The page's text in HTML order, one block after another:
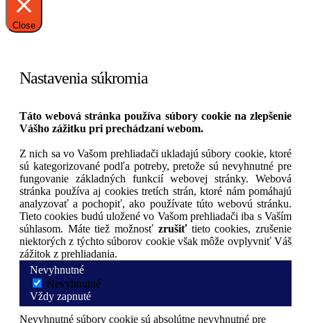
Close
Nastavenia súkromia
Táto webová stránka používa súbory cookie na zlepšenie
Vášho zážitku pri prechádzaní webom.
Z nich sa vo Vašom prehliadači ukladajú súbory cookie, ktoré
sú kategorizované podľa potreby, pretože sú nevyhnutné pre
fungovanie základných funkcií webovej stránky. Webová
stránka používa aj cookies tretích strán, ktoré nám pomáhajú
analyzovať a pochopiť, ako používate túto webovú stránku.
Tieto cookies budú uložené vo Vašom prehliadači iba s Vaším
súhlasom. Máte tiež možnosť zrušiťtieto cookies, zrušenie
niektorých z týchto súborov cookie však môže ovplyvniť Váš
zážitok z prehliadania.
Nevyhnutné
Nevyhnutné
Vždy zapnuté
Nevyhnutné súbory cookie sú absolútne nevyhnutné pre